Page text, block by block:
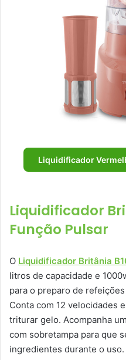
Liquidificador
Liquidificador
Função Pulsar
O Liquidificador Britânia
litros de capacidade e
para o preparo de
Conta com 12 velocidades
triturar gelo. Acompanha
com sobretampa para que
ingredientes durante o uso.